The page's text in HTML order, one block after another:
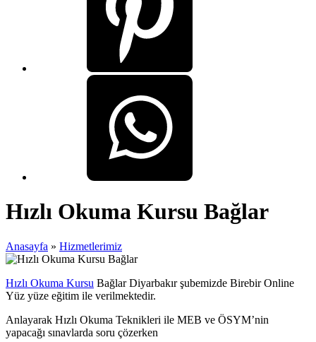
Hızlı Okuma Kursu Bağlar
Anasayfa » Hizmetlerimiz
Hızlı Okuma Kursu Bağlar Diyarbakır şubemizde Birebir Online
Yüz yüze eğitim ile verilmektedir.
Anlayarak Hızlı Okuma Teknikleri ile MEB ve ÖSYM’nin
yapacağı sınavlarda soru çözerken